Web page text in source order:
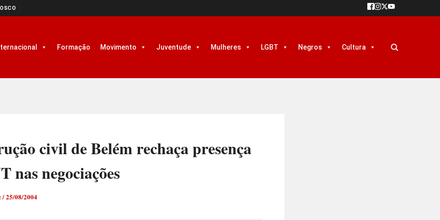
Formação Movimento Juventude Mulheres LGBT Negros Cultura
civil de Belém rechaça presença
nas negociações
/25/08/2004